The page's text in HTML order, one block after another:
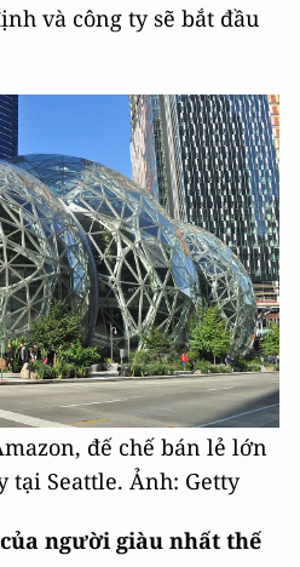
và công ty sẽ bắt đầu
đế chế bán lẻ lớn
Seattle. Ảnh: Getty
người giàu nhất thế